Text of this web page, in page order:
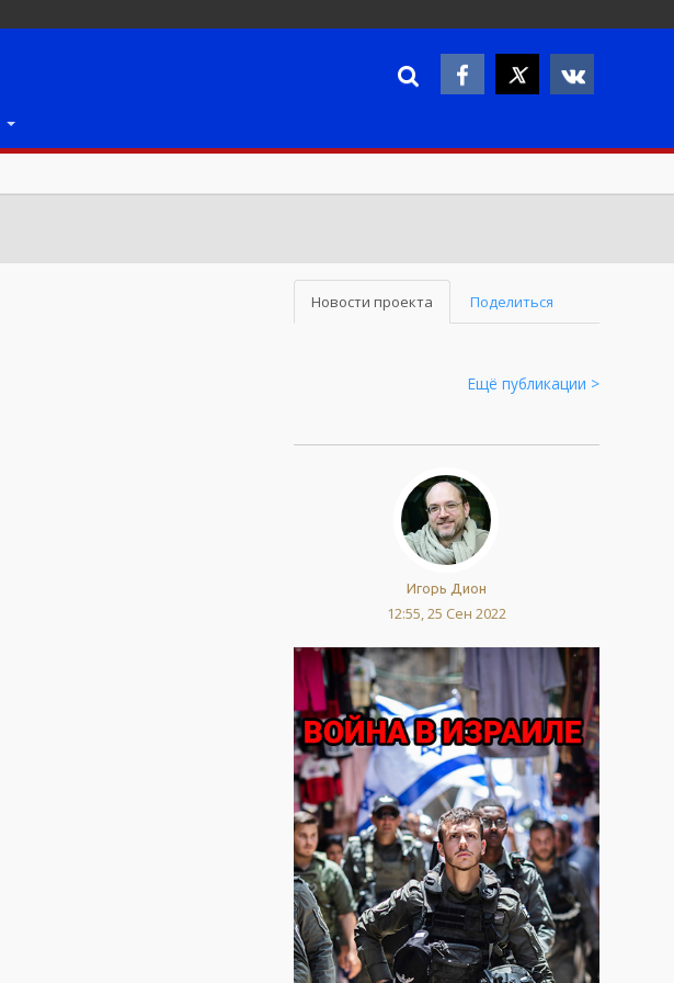
Новости проекта Поделиться
Ещё публикации >
Игорь Дион
12:55, 25 Сен 2022